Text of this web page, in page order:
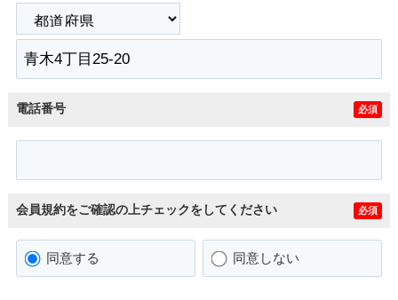
電話番号 必須
会員規約をご確認の上チェックをしてください 必須
同意する 同意しない